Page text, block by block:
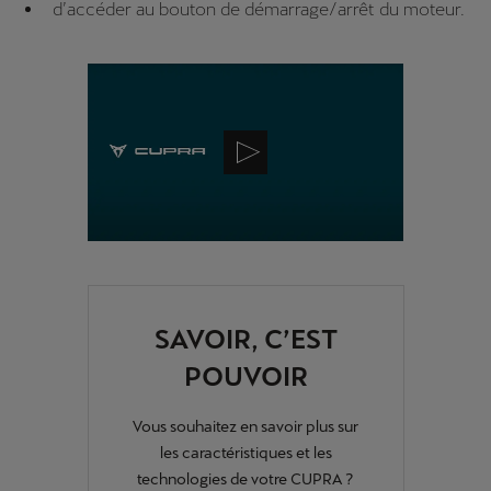
d’accéder au bouton de démarrage/arrêt du moteur.
SAVOIR, C’EST
POUVOIR
Vous souhaitez en savoir plus sur
les caractéristiques et les
technologies de votre CUPRA ?